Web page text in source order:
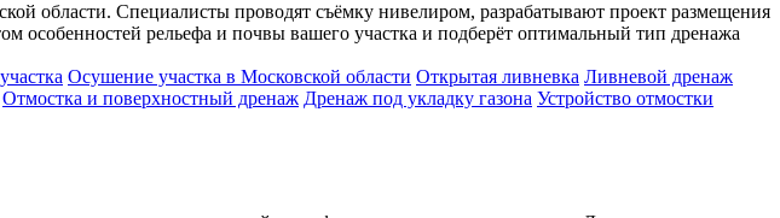
области. Специалисты проводят съёмку нивелиром, разрабатывают проект размещения
особенностей рельефа и почвы вашего участка и подберёт оптимальный тип дренажа
Осушение участка в Московской области Открытая ливневка Ливневой дренаж
Отмостка и поверхностный дренаж Дренаж под укладку газона Устройство отмостки